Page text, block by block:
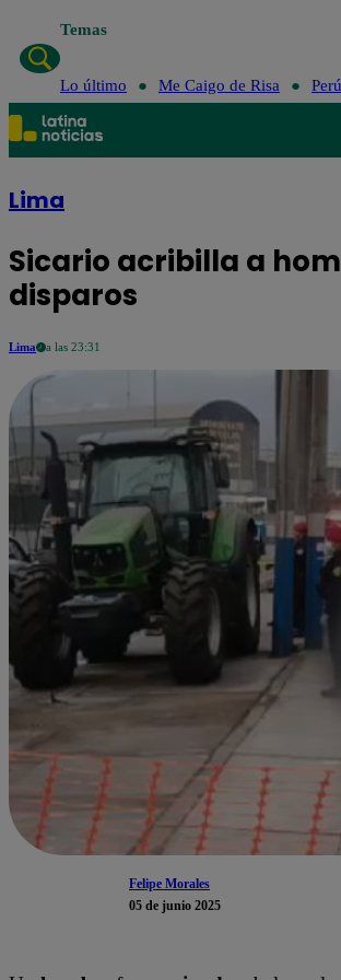
Temas
Lo último Me Caigo de Risa
Lima
Sicario acribilla a
disparos
Lima a las 23:31
Felipe Morales
05 de junio 2025